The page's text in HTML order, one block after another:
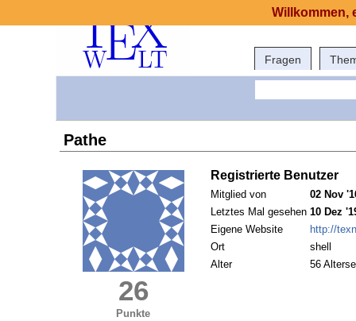
Fragen
Pathe
26
Punkte
Registrierte Benutzer
Mitglied von
02 Nov
Letztes Mal gesehen 10 Dez
Eigene Website
http://
Ort
shell
Alter
56
Willkommen,